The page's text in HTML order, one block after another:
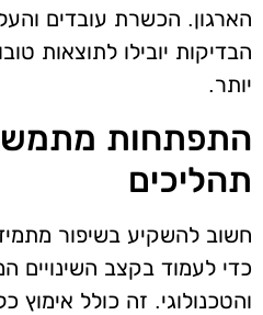
הארגון. הכשרת עובדים
הבדיקות יובילו לתוצאות
יותר.
התפתחות
תהליכים
חשוב להשקיע בשיפור
כדי לעמוד בקצב השינויים
והטכנולוגי. זה כולל אימוץ